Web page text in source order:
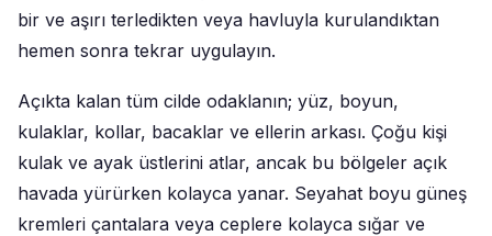
bir ve aşırı terledikten veya havluyla kurulandıktan
hemen sonra tekrar uygulayın.
Açıkta kalan tüm cilde odaklanın; yüz, boyun,
kulaklar, kollar, bacaklar ve ellerin arkası. Çoğu kişi
kulak ve ayak üstlerini atlar, ancak bu bölgeler açık
havada yürürken kolayca yanar. Seyahat boyu güneş
kremleri çantalara veya ceplere kolayca sığar ve